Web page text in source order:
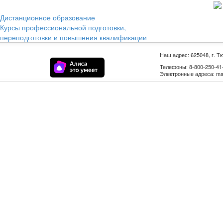
Дистанционное образование
Курсы профессиональной подготовки,
переподготовки и повышения квалификации
Наш адрес: 625048, г.
Телефоны: 8-800-250-
Электронные адреса: